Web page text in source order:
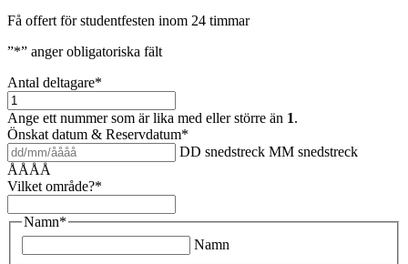
Få offert för studentfesten inom 24 timmar
”*” anger obligatoriska fält
Antal deltagare*
Ange ett nummer som är lika med eller större än 1.
Önskat datum & Reservdatum*
DD snedstreck MM snedstreck
ÅÅÅÅ
Vilket område?*
Namn*
Namn